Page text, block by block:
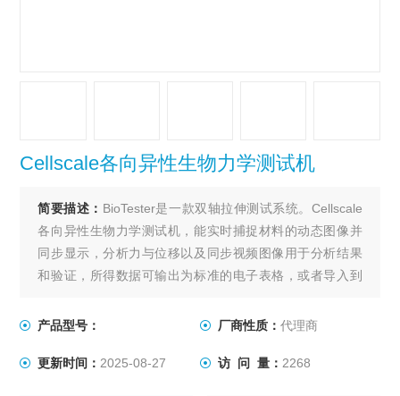
Cellscale各向异性生物力学测试机
简要描述： BioTester是一款双轴拉伸测试系统。Cellscale
各向异性生物力学测试机，能实时捕捉材料的动态图像并
同步显示，分析力与位移以及同步视频图像用于分析结果
和验证，所得数据可输出为标准的电子表格，或者导入到
X、Y轴处于同一个平面上，能对平面组织进行单轴或双轴
等轴双向加载都很容易规定。夹具可选多种测量模式。
产品型号： 厂商性质： 代理商
更新时间： 2025-08-27 访 问 量： 2268